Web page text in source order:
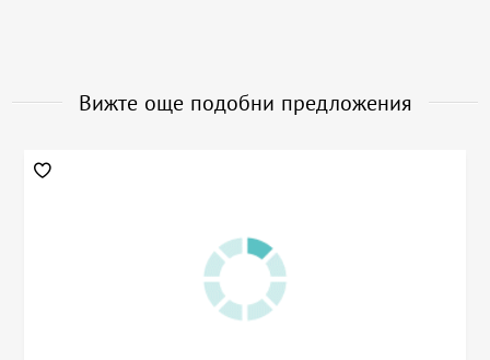
Вижте още подобни предложения